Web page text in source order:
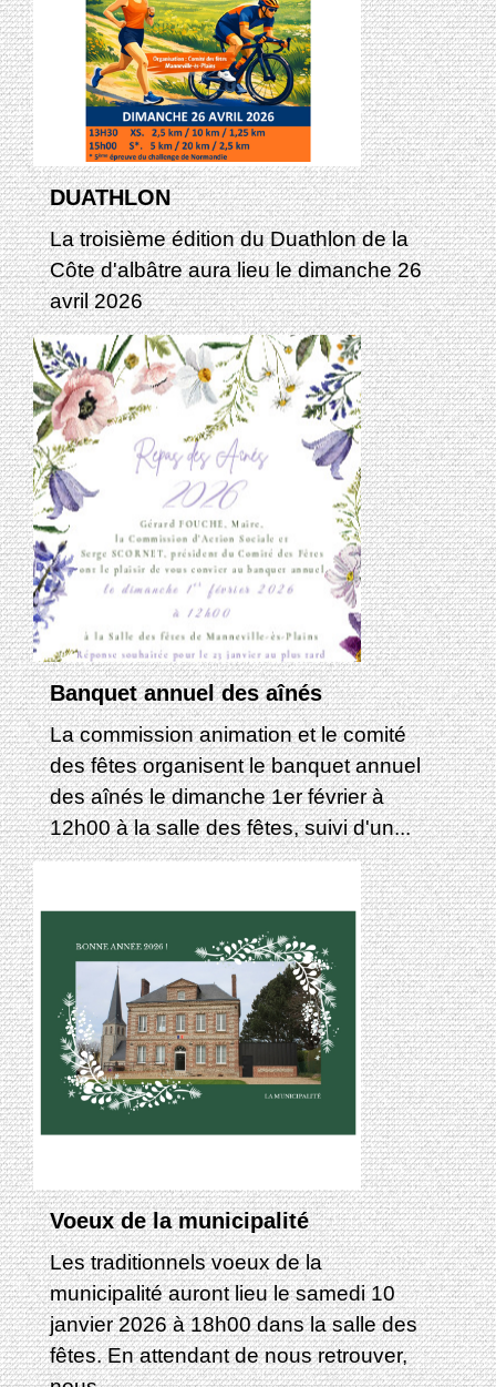
DUATHLON
La troisième édition du Duathlon de la
Côte d'albâtre aura lieu le dimanche 26
avril 2026
Banquet annuel des aînés
La commission animation et le comité
des fêtes organisent le banquet annuel
des aînés le dimanche 1er février à
12h00 à la salle des fêtes, suivi d'un...
Voeux de la municipalité
Les traditionnels voeux de la
municipalité auront lieu le samedi 10
janvier 2026 à 18h00 dans la salle des
fêtes. En attendant de nous retrouver,